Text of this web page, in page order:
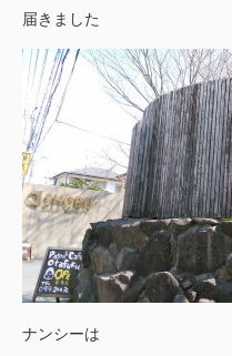
届きました
ナンシーは